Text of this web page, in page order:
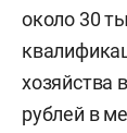
около 30
хозяйства
рублей в